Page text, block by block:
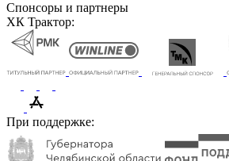
Спонсоры и партнеры
ХК Трактор:
При поддержке: